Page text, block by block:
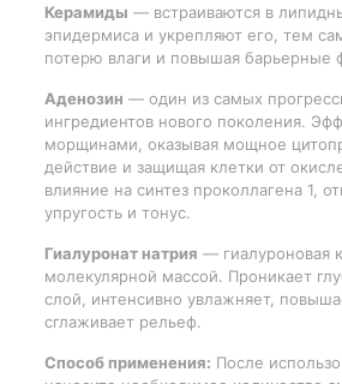
Керамиды — встраиваются в
эпидермиса и укрепляют его, тем
потерю влаги и повышая барьерные
Аденозин — один из самых
ингредиентов нового поколения.
морщинами, оказывая мощное
действие и защищая клетки от
влияние на синтез проколлагена 1,
упругость и тонус.
Гиалуронат натрия — гиалуроновая
молекулярной массой. Проникает
слой, интенсивно увлажняет,
сглаживает рельеф.
Способ применения: После